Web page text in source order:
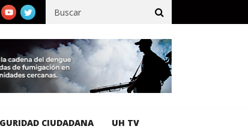
92 % de avance en obras de terracería
CIUDADANA UH TV